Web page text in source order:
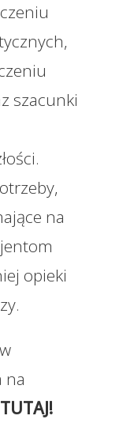
szacunki
na
opieki
na
TUTAJ!